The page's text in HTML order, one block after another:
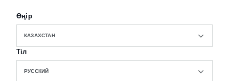
Өңір
КАЗАХСТАН
Тіл
РУССКИЙ